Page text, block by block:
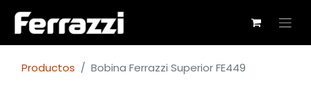
Productos Bobina Ferrazzi Superior FE449